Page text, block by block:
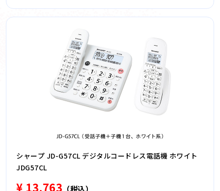
シャープ JD-G57CL デジタルコードレス電話機 ホワイト
JDG57CL
¥ 13,763 （税込）